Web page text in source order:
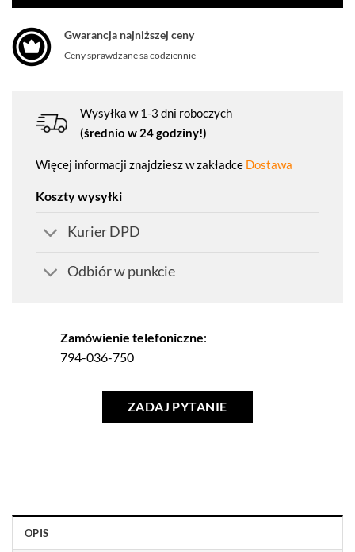
Gwarancja najniższej ceny
Ceny sprawdzane są codziennie
Wysyłka w 1-3 dni roboczych
(średnio w 24 godziny!)
Więcej informacji znajdziesz w zakładce Dostawa
Koszty wysyłki
Kurier DPD
Odbiór w punkcie
Zamówienie telefoniczne:
794-036-750
ZADAJ PYTANIE
OPIS